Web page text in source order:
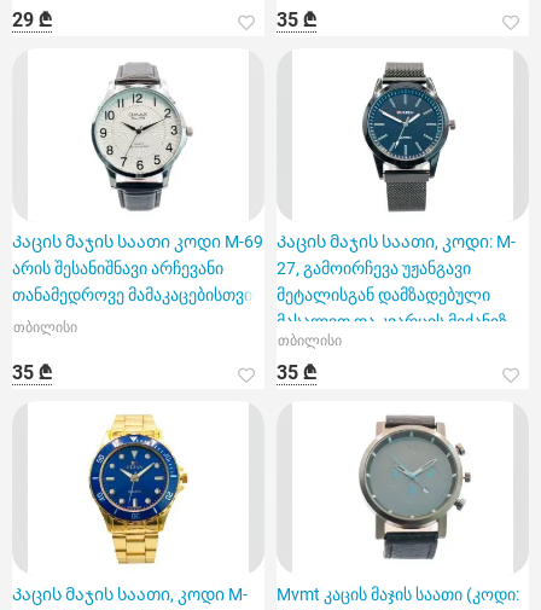
29 ₾ 35 ₾
Კაცის მაჯის საათი კოდი M-69
არის შესანიშნავი არჩევანი
თანამედროვე მამაკაცებისთვის
თბილისი
35 ₾
Კაცის მაჯის საათი, კოდი: M-
27, გამოირჩევა უჟანგავი
მეტალისგან დამზადებული
მასალით და კვარცის მექანიზ
თბილისი
35 ₾
Კაცის მაჯის საათი, კოდი M-
Mvmt კაცის მაჯის საათი (კოდი: